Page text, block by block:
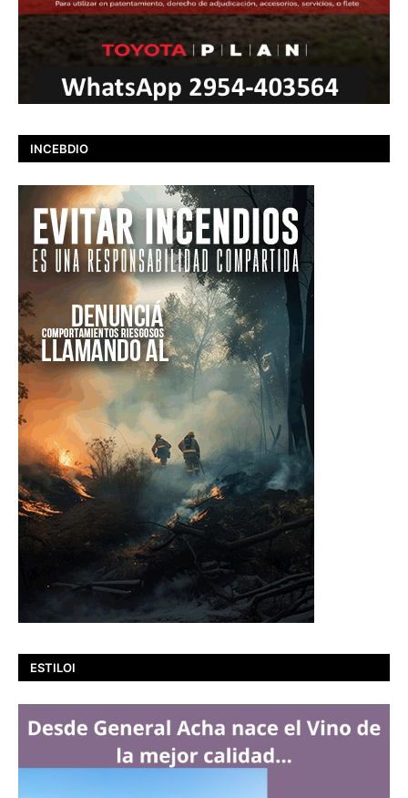
INCEBDIO
ESTILOI